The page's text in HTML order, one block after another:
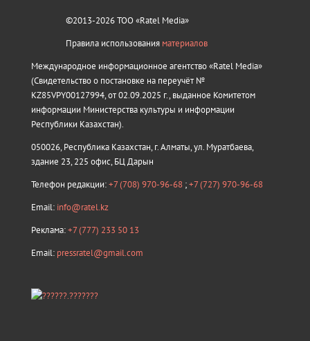
©2013-2026 ТОО «Ratel Media»
Правила использования материалов
Международное информационное агентство «Ratel Media»
(Свидетельство о постановке на переучёт №
KZ85VPY00127994, от 02.09.2025 г., выданное Комитетом
информации Министерства культуры и информации
Республики Казахстан).
050026, Республика Казахстан, г. Алматы, ул. Муратбаева,
здание 23, 225 офис, БЦ Дарын
Телефон редакции:+7 (708) 970-96-68 ;+7 (727) 970-96-68
Email: info@ratel.kz
Реклама:+7 (777) 233 50 13
Email: pressratel@gmail.com